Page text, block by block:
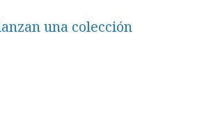
una colección